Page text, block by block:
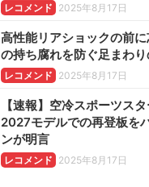
レコメンド 2025年8月17日
高性能リアショックの前
の持ち腐れを防ぐ足まわ
レコメンド 2025年8月17日
【速報】空冷スポーツス
2027モデルでの再登板を
ンが明言
レコメンド 2025年8月17日